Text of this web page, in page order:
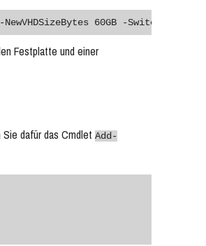
60GB -SwitchName
Festplatte und einer
dafür das Cmdlet Add-